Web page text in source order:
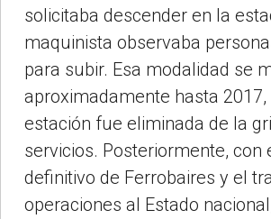
solicitaba descender en la
maquinista observaba
para subir. Esa modalidad se
aproximadamente hasta
estación fue eliminada de la
servicios. Posteriormente, con
definitivo de Ferrobaires y el
operaciones al Estado